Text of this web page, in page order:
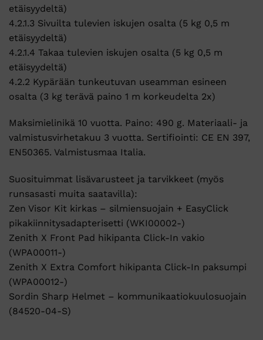
etäisyydeltä)
4.2.1.3 Sivuilta tulevien iskujen osalta (5 kg 0,5 m
etäisyydeltä)
4.2.1.4 Takaa tulevien iskujen osalta (5 kg 0,5 m
etäisyydeltä)
4.2.2 Kypärään tunkeutuvan useamman esineen
osalta (3 kg terävä paino 1 m korkeudelta 2x)
Maksimielinikä 10 vuotta. Paino: 490 g. Materiaali- ja
valmistusvirhetakuu 3 vuotta. Sertifiointi: CE EN 397,
EN50365. Valmistusmaa Italia.
Suosituimmat lisävarusteet ja tarvikkeet (myös
runsasasti muita saatavilla):
Zen Visor Kit kirkas – silmiensuojain + EasyClick
pikakiinnitysadapterisetti (WKI00002-)
Zenith X Front Pad hikipanta Click-In vakio
(WPA00011-)
Zenith X Extra Comfort hikipanta Click-In paksumpi
(WPA00012-)
Sordin Sharp Helmet – kommunikaatiokuulosuojain
(84520-04-S)